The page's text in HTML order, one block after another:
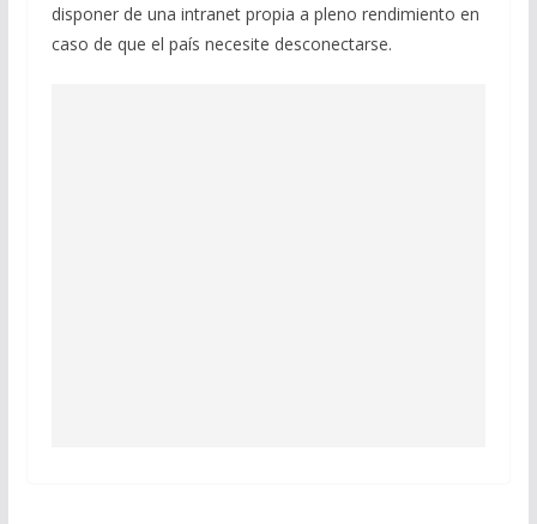
disponer de una intranet propia a pleno rendimiento en
caso de que el país necesite desconectarse.